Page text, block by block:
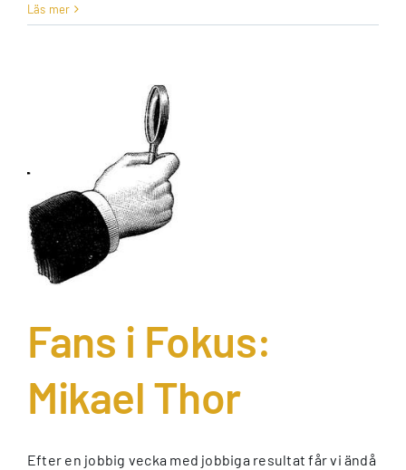
Läs mer
Fans i Fokus:
Mikael Thor
Efter en jobbig vecka med jobbiga resultat får vi ändå